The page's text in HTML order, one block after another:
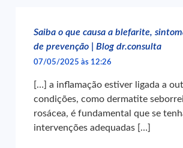
Saiba o que causa a blefarite,
de prevenção | Blog dr.consulta
07/05/2025 às 12:26
[…] a inflamação estiver ligada a
condições, como dermatite
rosácea, é fundamental que se
intervenções adequadas […]